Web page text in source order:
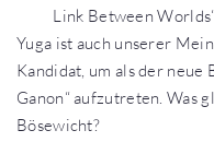
Link Between
Yuga ist auch unserer
Kandidat, um als der neue
Ganon“ aufzutreten. Was
Bösewicht?